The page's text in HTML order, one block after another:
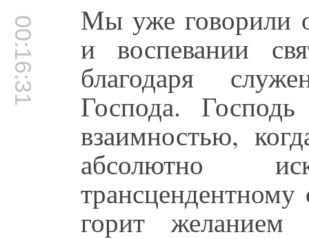
00:16:31 Мы уже говорили
и воспевании
благодаря
Господа.
взаимностью,
абсолютно
горит